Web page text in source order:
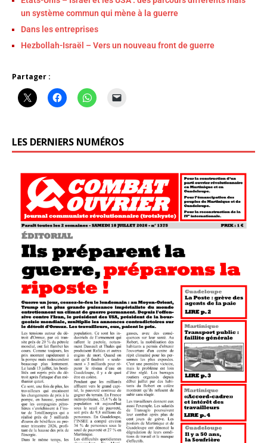
un système commun qui mène à la guerre
Dans les entreprises
Hezbollah-Israël – Vers un nouveau front de guerre
Partager :
LES DERNIERS NUMÉROS